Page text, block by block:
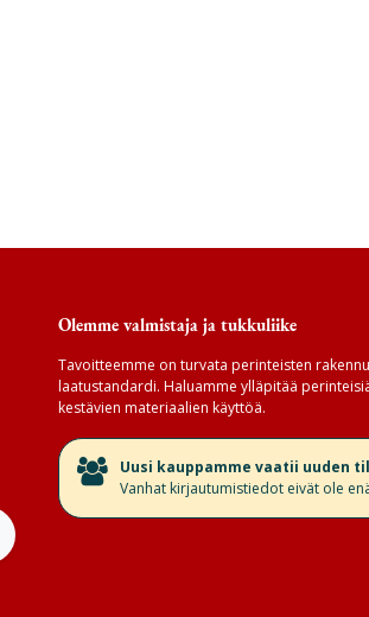
Olemme valmistaja ja tukkuliike
Tavoitteemme on turvata perinteisten
laatustandardi. Haluamme ylläpitää
kestävien materiaalien käyttöä.
​Uusi kauppamme vaatii uuden
Vanhat kirjautumistiedot eivät ole